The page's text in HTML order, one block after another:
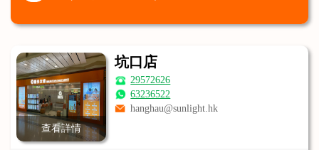
查看詳情
坑口店
29572626
63236522
hanghau@sunlight.hk